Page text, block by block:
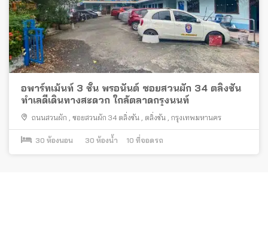
อพาร์ทเม้นท์ 3 ชั้น พรอนันต์ ซอยสวนผัก 34 ตลิ่งชัน
ทำเลดีเดินทางสะดวก ใกล้ตลาดกรุงนนท์
ถนนสวนผัก ซอยสวนผัก 34 ตลิ่งชัน ตลิ่งชัน กรุงเทพมหานคร
30 ห้องนอน 30 ห้องน้ำ 10 ที่จอดรถ